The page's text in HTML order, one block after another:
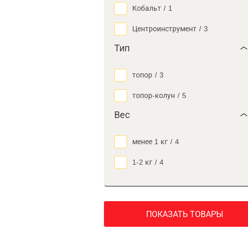
Кобальт / 1
Центроинструмент / 3
Тип
топор / 3
топор-колун / 5
Вес
менее 1 кг / 4
1-2 кг / 4
ПОКАЗАТЬ ТОВАРЫ